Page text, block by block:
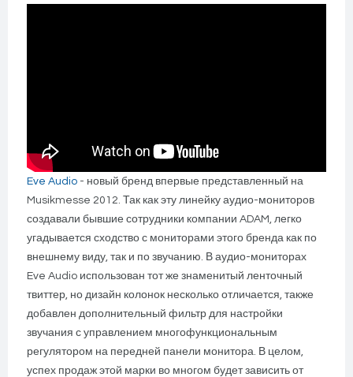
Eve Audio - новый бренд впервые представленный на
Musikmesse 2012. Так как эту линейку аудио-мониторов
создавали бывшие сотрудники компании ADAM, легко
угадывается сходство с мониторами этого бренда как по
внешнему виду, так и по звучанию. В аудио-мониторах
Eve Audio использован тот же знаменитый ленточный
твиттер, но дизайн колонок несколько отличается, также
добавлен дополнительный фильтр для настройки
звучания с управлением многофункциональным
регулятором на передней панели монитора. В целом,
успех продаж этой марки во многом будет зависить от